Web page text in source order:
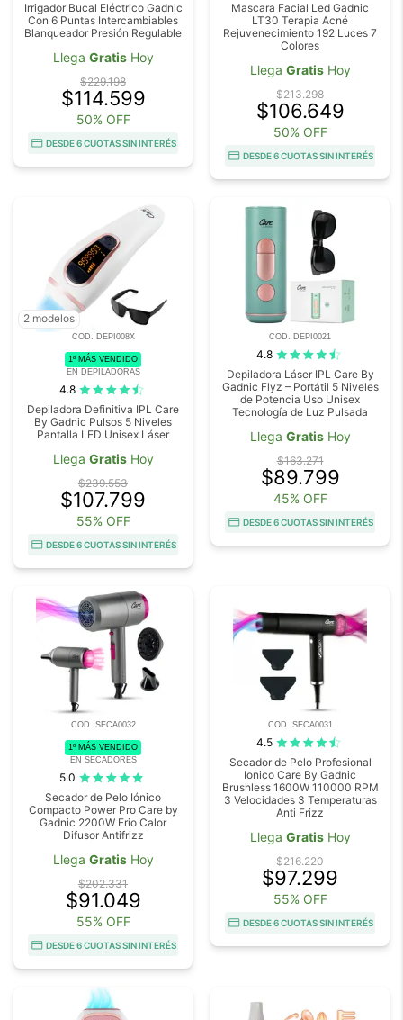
Irrigador Bucal Eléctrico Gadnic
Con 6 Puntas Intercambiables
Blanqueador Presión Regulable
Llega GratisHoy
$229.198
$114.599
50% OFF
DESDE 6 CUOTAS SIN INTERÉS
Mascara Facial Led Gadnic
LT30 Terapia Acné
Rejuvenecimiento 192 Luces 7
Colores
Llega GratisHoy
$213.298
$106.649
50% OFF
DESDE 6 CUOTAS SIN INTERÉS
2 modelos
COD. DEPI008X
1º MÁS VENDIDO
EN DEPILADORAS
4.8
Depiladora Definitiva IPL Care
By Gadnic Pulsos 5 Niveles
Pantalla LED Unisex Láser
Llega GratisHoy
$239.553
$107.799
55% OFF
DESDE 6 CUOTAS SIN INTERÉS
COD. DEPI0021
4.8
Depiladora Láser IPL Care By
Gadnic Flyz – Portátil 5 Niveles
de Potencia Uso Unisex
Tecnología de Luz Pulsada
Llega GratisHoy
$163.271
$89.799
45% OFF
DESDE 6 CUOTAS SIN INTERÉS
COD. SECA0032
1º MÁS VENDIDO
EN SECADORES
5.0
Secador de Pelo Iónico
Compacto Power Pro Care by
Gadnic 2200W Frio Calor
Difusor Antifrizz
Llega GratisHoy
$202.331
$91.049
55% OFF
DESDE 6 CUOTAS SIN INTERÉS
COD. SECA0031
4.5
Secador de Pelo Profesional
Ionico Care By Gadnic
Brushless 1600W 110000 RPM
3 Velocidades 3 Temperaturas
Anti Frizz
Llega GratisHoy
$216.220
$97.299
55% OFF
DESDE 6 CUOTAS SIN INTERÉS